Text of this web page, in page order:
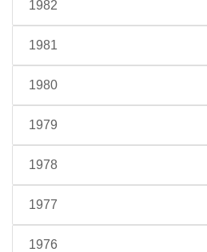
1982
1981
1980
1979
1978
1977
1976